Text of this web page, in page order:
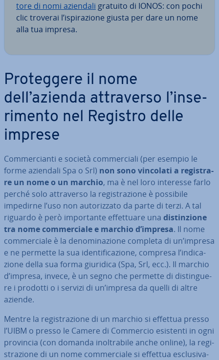
to­re di nomi aziendali gratuito di IONOS: con pochi
clic troverai l’ispi­ra­zio­ne giusta per dare un nome
alla tua impresa.
Pro­teg­ge­re il nome
dell’azienda at­tra­ver­so l’in­se­
ri­men­to nel Registro delle
imprese
Com­mer­cian­ti e società com­mer­cia­li (per esempio le
forme aziendali Spa o Srl) non sono vincolati a re­gi­stra­
re un nome o un marchio, ma è nel loro interesse farlo
perché solo at­tra­ver­so la re­gi­stra­zio­ne è possibile
impedirne l’uso non au­to­riz­za­to da parte di terzi. A tal
riguardo è però im­por­tan­te ef­fet­tua­re una di­stin­zio­ne
tra nome com­mer­cia­le e marchio d’impresa. Il nome
com­mer­cia­le è la de­no­mi­na­zio­ne completa di un’impresa
e ne permette la sua iden­ti­fi­ca­zio­ne, compresa l’in­di­ca­
zio­ne della sua forma giuridica (Spa, Srl, ecc.). Il marchio
d’impresa, invece, è un segno che permette di di­stin­gue­
re i prodotti o i servizi di un’impresa da quelli di altre
aziende.
Mentre la re­gi­stra­zio­ne di un marchio si effettua presso
l’UIBM o presso le Camere di Commercio esistenti in ogni
provincia (con domanda inol­tra­bi­le anche online), la re­gi­
stra­zio­ne di un nome com­mer­cia­le si effettua esclu­si­va­